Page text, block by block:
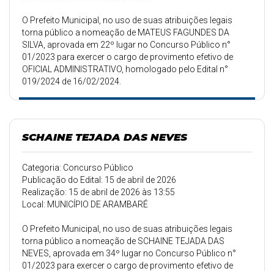
O Prefeito Municipal, no uso de suas atribuições legais
torna público a nomeação de MATEUS FAGUNDES DA
SILVA, aprovada em 22º lugar no Concurso Público n°
01/2023 para exercer o cargo de provimento efetivo de
OFICIAL ADMINISTRATIVO, homologado pelo Edital n°
019/2024 de 16/02/2024.
SCHAINE TEJADA DAS NEVES
Categoria: Concurso Público
Publicação do Edital: 15 de abril de 2026
Realização: 15 de abril de 2026 às 13:55
Local: MUNICÍPIO DE ARAMBARÉ
O Prefeito Municipal, no uso de suas atribuições legais
torna público a nomeação de SCHAINE TEJADA DAS
NEVES, aprovada em 34º lugar no Concurso Público n°
01/2023 para exercer o cargo de provimento efetivo de